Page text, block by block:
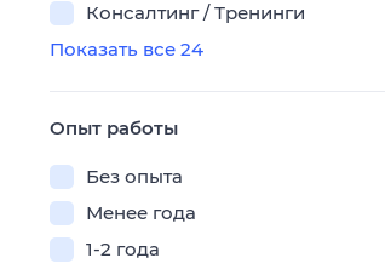
Консалтинг / Тренинги
Показать все 24
Опыт работы
Без опыта
Менее года
1-2 года